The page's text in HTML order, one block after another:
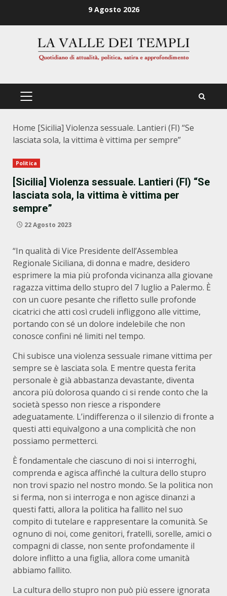
9 Agosto 2026
PRIMÄRES
Home [Sicilia] Violenza sessuale. Lantieri (FI) “Se
lasciata sola, la vittima è vittima per sempre”
Politica
[Sicilia] Violenza sessuale. Lantieri (FI) “Se
lasciata sola, la vittima è vittima per
sempre”
22 Agosto 2023
“In qualità di Vice Presidente dell’Assemblea
Regionale Siciliana, di donna e madre, desidero
esprimere la mia più profonda vicinanza alla giovane
ragazza vittima dello stupro del 7 luglio a Palermo. È
con un cuore pesante che rifletto sulle profonde
cicatrici che atti così crudeli infliggono alle vittime,
portando con sé un dolore indelebile che non
conosce confini né limiti nel tempo.
Chi subisce una violenza sessuale rimane vittima per
sempre se è lasciata sola. E mentre questa ferita
personale è già abbastanza devastante, diventa
ancora più dolorosa quando ci si rende conto che la
società spesso non riesce a rispondere
adeguatamente. L’indifferenza o il silenzio di fronte a
questi atti equivalgono a una complicità che non
possiamo permetterci.
È fondamentale che ciascuno di noi si interroghi,
comprenda e agisca affinché la cultura dello stupro
non trovi spazio nel nostro mondo. Se la politica non
si ferma, non si interroga e non agisce dinanzi a
questi fatti, allora la politica ha fallito nel suo
compito di tutelare e rappresentare la comunità. Se
ognuno di noi, come genitori, fratelli, sorelle, amici o
compagni di classe, non sente profondamente il
dolore inflitto a una figlia, allora come umanità
abbiamo fallito.
La cultura dello stupro non può più essere ignorata